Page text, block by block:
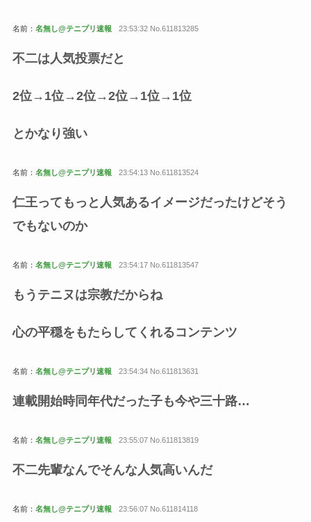
名前： 名無し@テニプリ速報 23:53:32 No.611813285
不二は人気投票だと
2位→1位→2位→2位→1位→1位
とかなり強い
名前： 名無し@テニプリ速報 23:54:13 No.611813524
仁王ってもっと人気あるイメージだったけどそう
でもないのか
名前： 名無し@テニプリ速報 23:54:17 No.611813547
もうテニヌは宗教だからね
心の平穏をもたらしてくれるコンテンツ
名前： 名無し@テニプリ速報 23:54:34 No.611813631
連載開始時同年代だった子も今や三十路…
名前： 名無し@テニプリ速報 23:55:07 No.611813819
不二先輩なんでそんな人気高いんだ
名前： 名無し@テニプリ速報 23:56:07 No.611814118